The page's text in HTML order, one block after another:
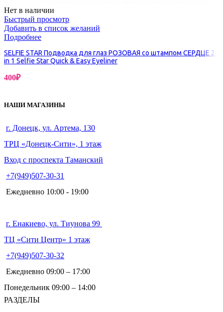
Нет в наличии
Быстрый просмотр
Добавить в список желаний
Подробнее
SELFIE STAR Подводка для глаз РОЗОВАЯ со штампом СЕРДЦЕ 2
in 1 Selfie Star Quick & Easy Eyeliner
400₽
НАШИ МАГАЗИНЫ
г. Донецк, ул. Артема, 130
ТРЦ «Донецк-Сити», 1 этаж
Вход с проспекта Таманский
+7(949)507-30-31
Ежедневно 10:00 - 19:00
г. Енакиево, ул. Тиунова 99
ТЦ «Сити Центр» 1 этаж
+7(949)507-30-32
Ежедневно 09:00 – 17:00
Понедельник 09:00 – 14:00
РАЗДЕЛЫ